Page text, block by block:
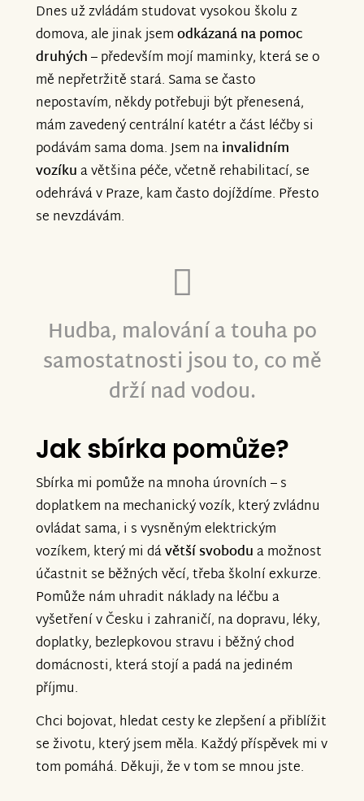
Dnes už zvládám studovat vysokou školu z
domova, ale jinak jsemodkázaná na pomoc
druhých– především mojí maminky, která se o
mě nepřetržitě stará. Sama se často
nepostavím, někdy potřebuji být přenesená,
mám zavedený centrální katétr a část léčby si
podávám sama doma. Jsem nainvalidním
vozíkua většina péče, včetně rehabilitací, se
odehrává v Praze, kam často dojíždíme. Přesto
se nevzdávám.
Hudba, malování a touha po
samostatnosti jsou to, co mě
drží nad vodou.
Jak sbírka pomůže?
Sbírka mi pomůže na mnoha úrovních – s
doplatkem na mechanický vozík, který zvládnu
ovládat sama, i s vysněným elektrickým
vozíkem, který mi dávětší svobodua možnost
účastnit se běžných věcí, třeba školní exkurze.
Pomůže nám uhradit náklady na léčbu a
vyšetření v Česku i zahraničí, na dopravu, léky,
doplatky, bezlepkovou stravu i běžný chod
domácnosti, která stojí a padá na jediném
příjmu.
Chci bojovat, hledat cesty ke zlepšení a přiblížit
se životu, který jsem měla. Každý příspěvek mi v
tom pomáhá. Děkuji, že v tom se mnou jste.